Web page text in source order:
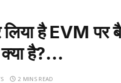
है EVM पर
क्या है?…
2 MINS READ